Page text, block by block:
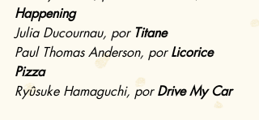
Happening
Julia Ducournau, por Titane
Paul Thomas Anderson, por Licorice
Pizza
Ryûsuke Hamaguchi, por Drive My Car